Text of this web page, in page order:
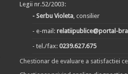
Legii nr.52/2003:
- Serbu Violeta, consilier
- e-mail:relatiipublice@portal-
- tel./fax:0239.627.675
Chestionar de evaluare a satisfactiei